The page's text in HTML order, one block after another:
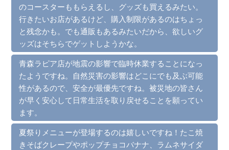
のコースターももらえるし、グッズも買えるみたい。
行きたいお店があるけど、購入制限があるのはちょっ
と残念かも。でも通販もあるみたいだから、欲しいグ
ッズはそちらでゲットしようかな。
青森ラピア店が地震の影響で臨時休業することになっ
たようですね。自然災害の影響はどこにでも及ぶ可能
性があるので、安全が最優先ですね。被災地の皆さん
が早く安心して日常生活を取り戻せることを願ってい
ます。
夏祭りメニューが登場するのは嬉しいですね！たこ焼
きそばクレープやポップチョコバナナ、ラムネサイダ